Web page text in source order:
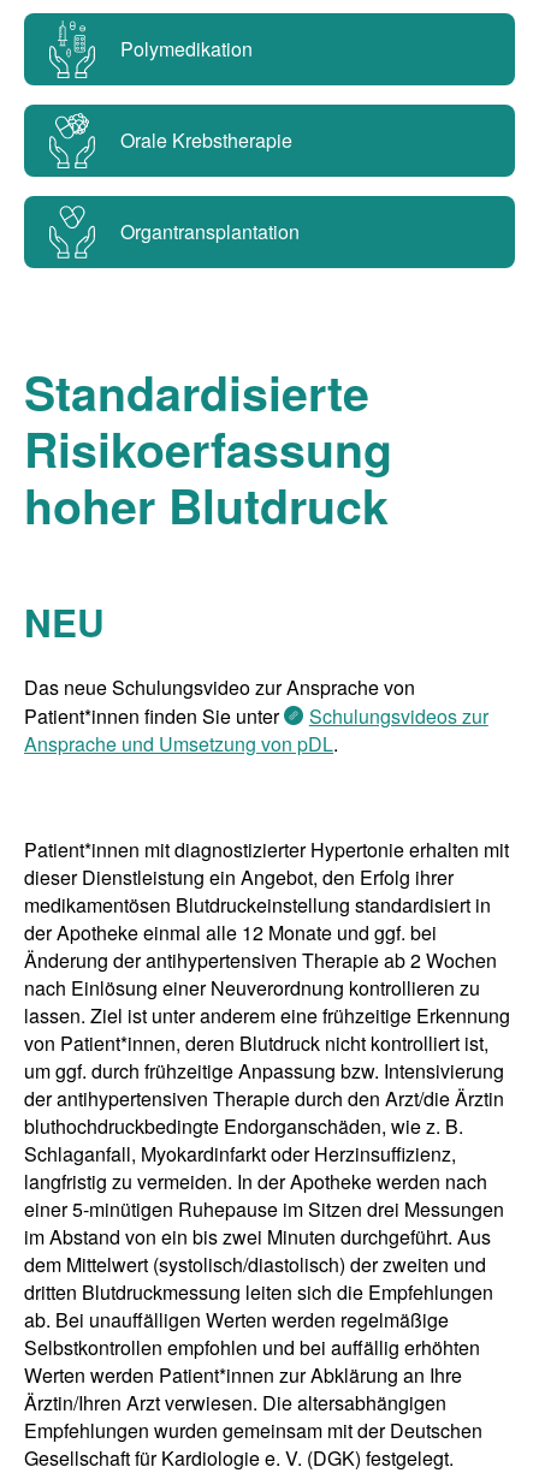
Polymedikation
Orale Krebstherapie
Organtransplantation
Standardisierte
Risikoerfassung
hoher Blutdruck
NEU
Das neue Schulungsvideo zur Ansprache von
Patient*innen finden Sie unter
Schulungsvideos zur
Ansprache und Umsetzung von pDL.
Patient*innen mit diagnostizierter Hypertonie erhalten mit
dieser Dienstleistung ein Angebot, den Erfolg ihrer
medikamentösen Blutdruckeinstellung standardisiert in
der Apotheke einmal alle 12 Monate und ggf. bei
Änderung der antihypertensiven Therapie ab 2 Wochen
nach Einlösung einer Neuverordnung kontrollieren zu
lassen. Ziel ist unter anderem eine frühzeitige Erkennung
von Patient*innen, deren Blutdruck nicht kontrolliert ist,
um ggf. durch frühzeitige Anpassung bzw. Intensivierung
der antihypertensiven Therapie durch den Arzt/die Ärztin
bluthochdruckbedingte Endorganschäden, wie z. B.
Schlaganfall, Myokardinfarkt oder Herzinsuffizienz,
langfristig zu vermeiden. In der Apotheke werden nach
einer 5-minütigen Ruhepause im Sitzen drei Messungen
im Abstand von ein bis zwei Minuten durchgeführt. Aus
dem Mittelwert (systolisch/diastolisch) der zweiten und
dritten Blutdruckmessung leiten sich die Empfehlungen
ab. Bei unauffälligen Werten werden regelmäßige
Selbstkontrollen empfohlen und bei auffällig erhöhten
Werten werden Patient*innen zur Abklärung an Ihre
Ärztin/Ihren Arzt verwiesen. Die altersabhängigen
Empfehlungen wurden gemeinsam mit der Deutschen
Gesellschaft für Kardiologie e. V. (DGK) festgelegt.